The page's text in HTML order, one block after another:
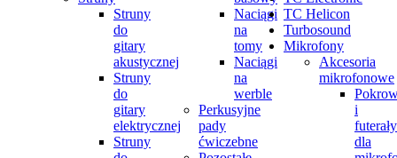
Struny
do
gitary
akustycznej
Struny
do
gitary
elektrycznej
Struny
Naciągi
na
tomy
Naciągi
na
werble
Perkusyjne
pady
ćwiczebne
TC Helicon
Turbosound
Mikrofony
Akcesoria
mikrofonowe
i
futerały
dla